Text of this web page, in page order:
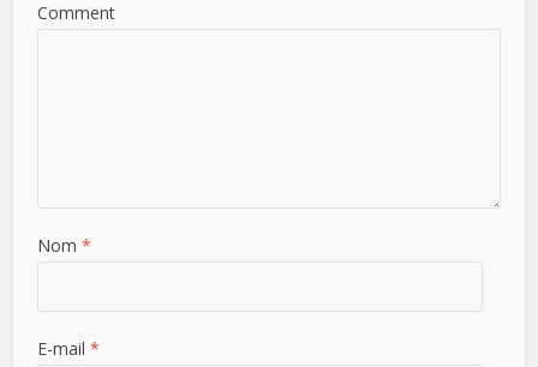
Comment
Nom*
E-mail*